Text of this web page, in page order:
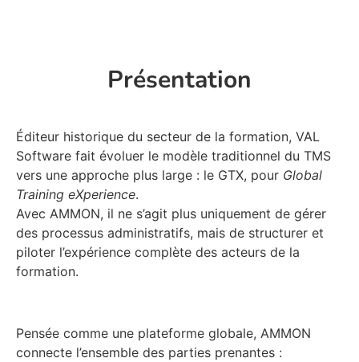
Présentation
Éditeur historique du secteur de la formation, VAL
Software fait évoluer le modèle traditionnel du TMS
vers une approche plus large : le GTX, pour Global
Training eXperience.
Avec AMMON, il ne s’agit plus uniquement de gérer
des processus administratifs, mais de structurer et
piloter l’expérience complète des acteurs de la
formation.
Pensée comme une plateforme globale, AMMON
connecte l’ensemble des parties prenantes :